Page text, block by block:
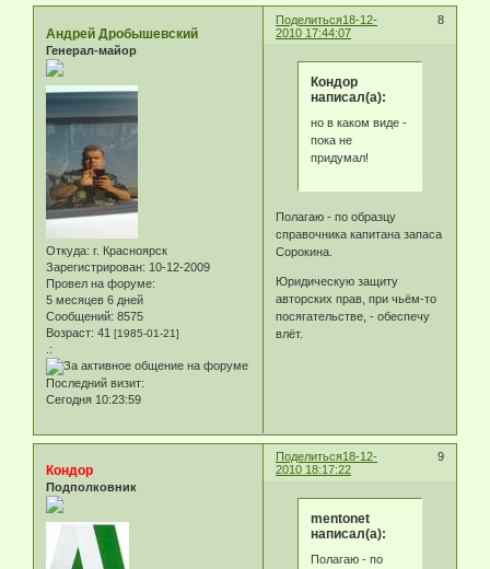
Поделиться 8
18-12-
2010 17:44:07
Андрей Дробышевский
Генерал-майор
Откуда: г. Красноярск
Зарегистрирован: 10-12-2009
Провел на форуме:
5 месяцев 6 дней
Сообщений: 8575
Возраст: 41 [1985-01-21]
.:
Последний визит:
Сегодня 10:23:59
Кондор
написал(а):
но в каком виде -
пока не
придумал!
Полагаю - по образцу
справочника капитана запаса
Сорокина.
Юридическую защиту
авторских прав, при чьём-то
посягательстве, - обеспечу
влёт.
Поделиться 9
18-12-
2010 18:17:22
Кондор
Подполковник
mentonet
написал(а):
Полагаю - по